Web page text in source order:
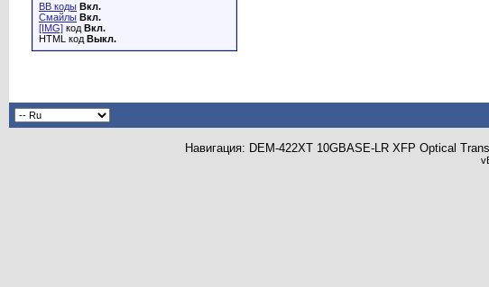
BB коды Вкл.
Смайлы Вкл.
[IMG] код Вкл.
HTML код Выкл.
Навигация: DEM-422XT 10GBASE-LR XFP Optical